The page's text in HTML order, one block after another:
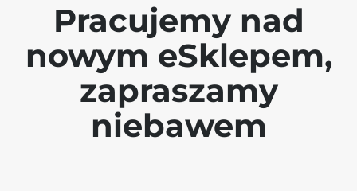
Pracujemy nad
nowym eSklepem,
zapraszamy
niebawem